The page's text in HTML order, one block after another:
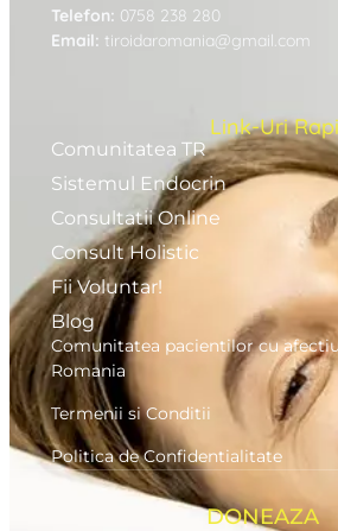
Telefon: 0758 238 280
Email: tiroidaromania@gmail.com
Link-Uri
Comunitatea TR
Sistemul Endocrin
Consultatii Online
Consult Holistic
Fii Voluntar!
Blog
Comunitatea pacientilor cu
Romania
Termenii si Conditii
Politica de Confidentialitate
DONEAZA